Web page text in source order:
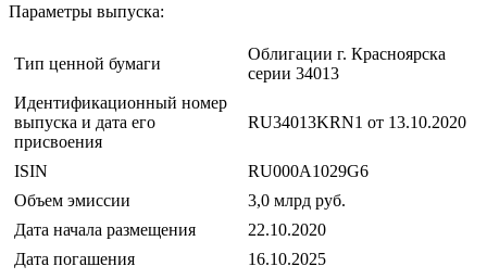
Параметры выпуска:
Тип ценной бумаги
Облигации г. Красноярска
серии 34013
Идентификационный номер
выпуска и дата его
присвоения
RU34013KRN1 от 13.10.2020
ISIN
RU000A1029G6
Объем эмиссии
3,0 млрд руб.
Дата начала размещения
22.10.2020
Дата погашения
16.10.2025